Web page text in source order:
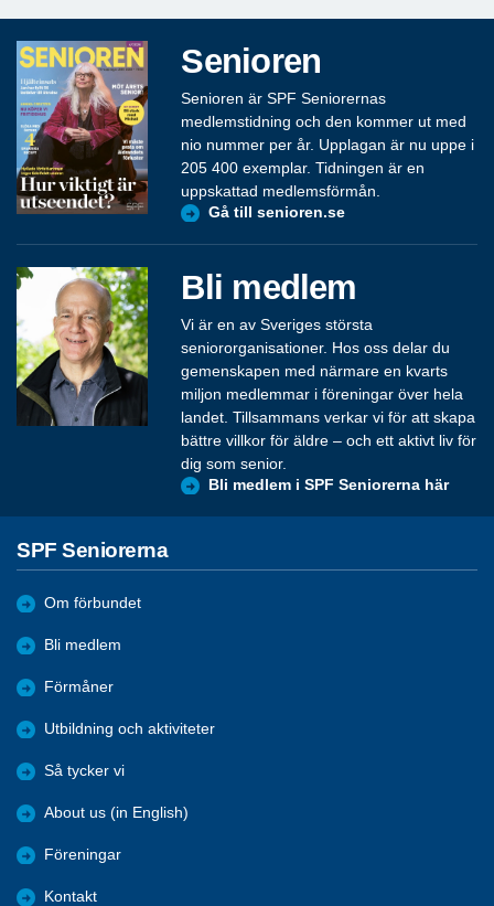
Senioren
Senioren är SPF Seniorernas
medlemstidning och den kommer ut med
nio nummer per år. Upplagan är nu uppe i
205 400 exemplar. Tidningen är en
uppskattad medlemsförmån.
Gå till senioren.se
Bli medlem
Vi är en av Sveriges största
seniororganisationer. Hos oss delar du
gemenskapen med närmare en kvarts
miljon medlemmar i föreningar över hela
landet. Tillsammans verkar vi för att skapa
bättre villkor för äldre – och ett aktivt liv för
dig som senior.
Bli medlem i SPF Seniorerna här
SPF Seniorerna
Om förbundet
Bli medlem
Förmåner
Utbildning och aktiviteter
Så tycker vi
About us (in English)
Föreningar
Kontakt